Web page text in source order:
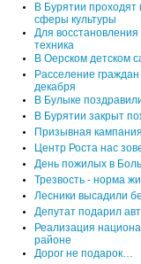
В Бурятии
сферы культуры
Для восстановления
техника
В Оерском детском
Расселение
декабря
В Булыке
В Бурятии закрыт
Призывная
Центр Роста нас
День пожилых в
Трезвость - норма
Лесники высадили
Депутат подарил
Реализация
районе
Дорог не подарок…